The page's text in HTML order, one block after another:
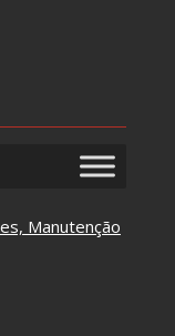
Manutenção